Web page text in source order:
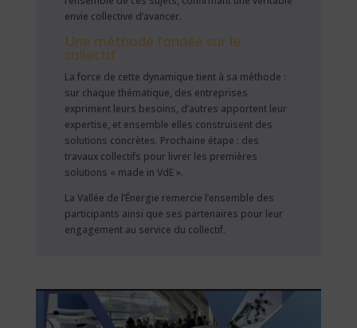
envie collective d’avancer.
Une méthode fondée sur le
collectif
La force de cette dynamique tient à sa méthode :
sur chaque thématique, des entreprises
expriment leurs besoins, d’autres apportent leur
expertise, et ensemble elles construisent des
solutions concrètes. Prochaine étape : des
travaux collectifs pour livrer les premières
solutions « made in VdE ».
La Vallée de l’Énergie remercie l’ensemble des
participants ainsi que ses partenaires pour leur
engagement au service du collectif.